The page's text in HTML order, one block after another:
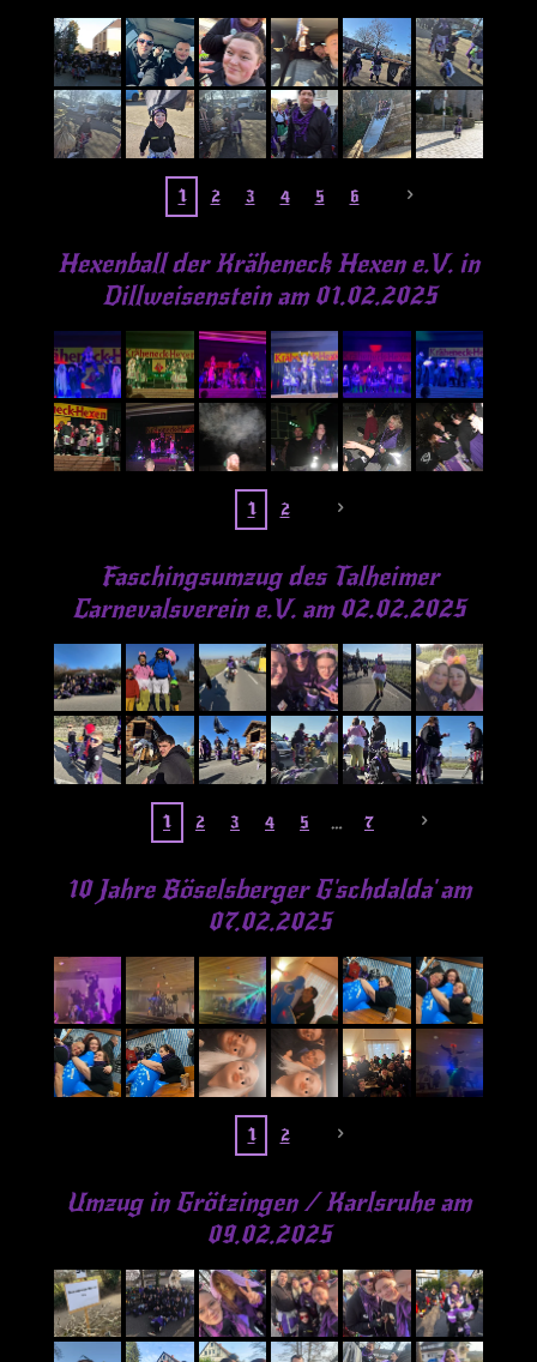
1 2 3 4 5 6
Hexenball der Kräheneck Hexen e.V. in
Dillweisenstein am 01.02.2025
1 2
Faschingsumzug des Talheimer
Carnevalsverein e.V. am 02.02.2025
1 2 3 4 5 7
10 Jahre Böselsberger G'schdalda' am
07.02.2025
1 2
Umzug in Grötzingen / Karlsruhe am
09.02.2025